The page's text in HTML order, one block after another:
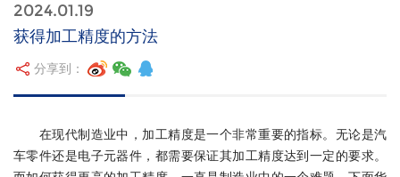
2024.01.19
获得加工精度的方法
分享到：
在现代制造业中，加工精度是一个非常重要的指标。无论是汽
车零件还是电子元器件，都需要保证其加工精度达到一定的要求。